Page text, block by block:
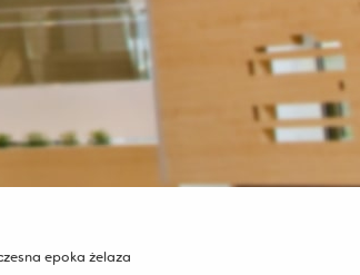
epoka żelaza